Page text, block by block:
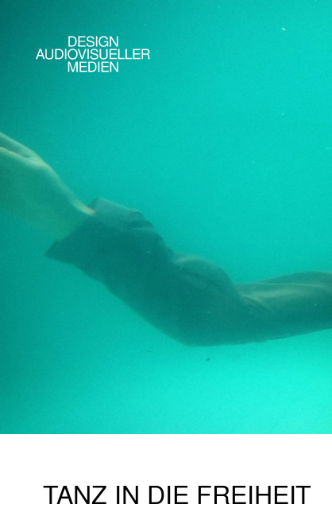
TANZ IN DIE FREIHEIT